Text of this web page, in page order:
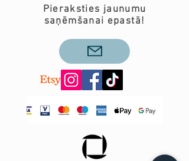
Pieraksties jaunumu
saņēmšanai epastā!